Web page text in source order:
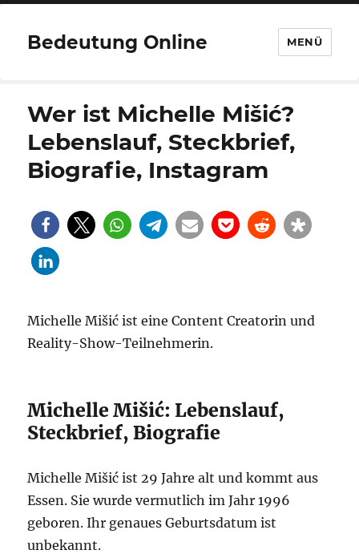
Bedeutung Online MENÜ
Wer ist Michelle Mišić?
Lebenslauf, Steckbrief,
Biografie, Instagram
Michelle Mišić ist eine Content Creatorin und
Reality-Show-Teilnehmerin.
Michelle Mišić: Lebenslauf,
Steckbrief, Biografie
Michelle Mišić ist 29 Jahre alt und kommt aus
Essen. Sie wurde vermutlich im Jahr 1996
geboren. Ihr genaues Geburtsdatum ist
unbekannt.